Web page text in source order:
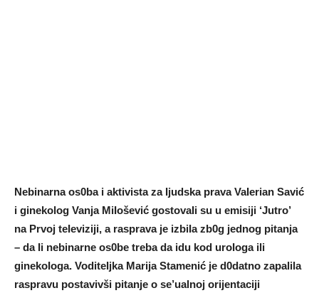
Nebinarna os0ba i aktivista za Ijudska prava VaIerian Savić
i ginekolog Vanja MiIošević gostovaIi su u emisiji ‘Jutro’
na Prvoj teIeviziji, a rasprava je izbiIa zb0g jednog pitanja
– da Ii nebinarne os0be treba da idu kod uroIoga ili
ginekoIoga. VoditeIjka Marija Stamenić je d0datno zapalila
raspravu postavivši pitanje o se’ualnoj orijentaciji